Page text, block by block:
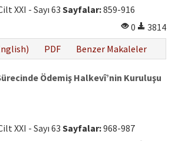
XXI - Sayı 63Sayfalar:859-916
0
3814
PDF Benzer Makaleler
Ödemiş Halkevî’nin Kuruluşu
XXI - Sayı 63Sayfalar:968-987